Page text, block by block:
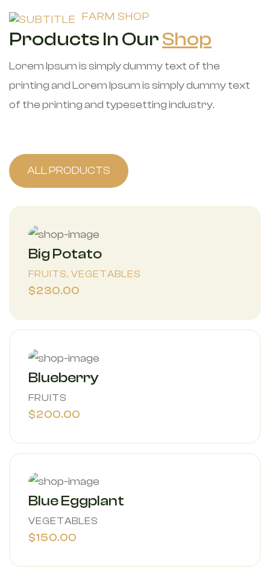
FARM SHOP
Products In OurShop
Lorem Ipsum is simply dummy text of the
printing and Lorem Ipsum is simply dummy text
of the printing and typesetting industry.
ALL PRODUCTS
Big Potato
FRUITS, VEGETABLES
$230.00
Blueberry
FRUITS
$200.00
Blue Eggplant
VEGETABLES
$150.00